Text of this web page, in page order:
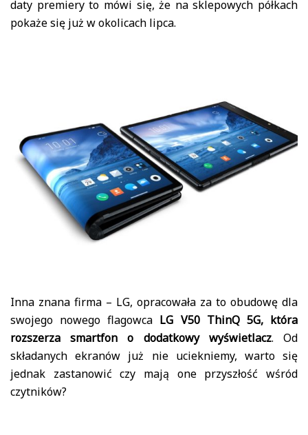
daty premiery to mówi się, że na sklepowych półkach
pokaże się już w okolicach lipca.
Inna znana firma – LG, opracowała za to obudowę dla
swojego nowego flagowca LG V50 ThinQ 5G, która
rozszerza smartfon o dodatkowy wyświetlacz. Od
składanych ekranów już nie uciekniemy, warto się
jednak zastanowić czy mają one przyszłość wśród
czytników?